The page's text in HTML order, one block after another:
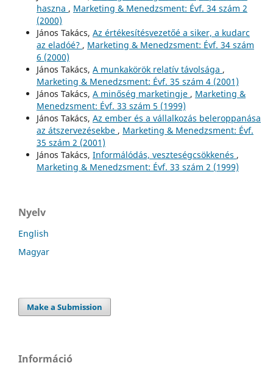
haszna , Marketing & Menedzsment: Évf. 34 szám 2
(2000)
János Takács, Az értékesítésvezetőé a siker, a kudarc
az eladóé? , Marketing & Menedzsment: Évf. 34 szám
6 (2000)
János Takács, A munkakörök relatív távolsága ,
Marketing & Menedzsment: Évf. 35 szám 4 (2001)
János Takács, A minőség marketingje , Marketing &
Menedzsment: Évf. 33 szám 5 (1999)
János Takács, Az ember és a vállalkozás beleroppanása
az átszervezésekbe , Marketing & Menedzsment: Évf.
35 szám 2 (2001)
János Takács, Informálódás, veszteségcsökkenés ,
Marketing & Menedzsment: Évf. 33 szám 2 (1999)
Nyelv
English
Magyar
Make a Submission
Információ